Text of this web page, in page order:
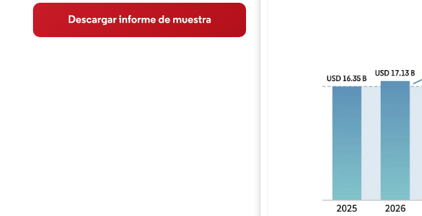
Tendencias e ideas